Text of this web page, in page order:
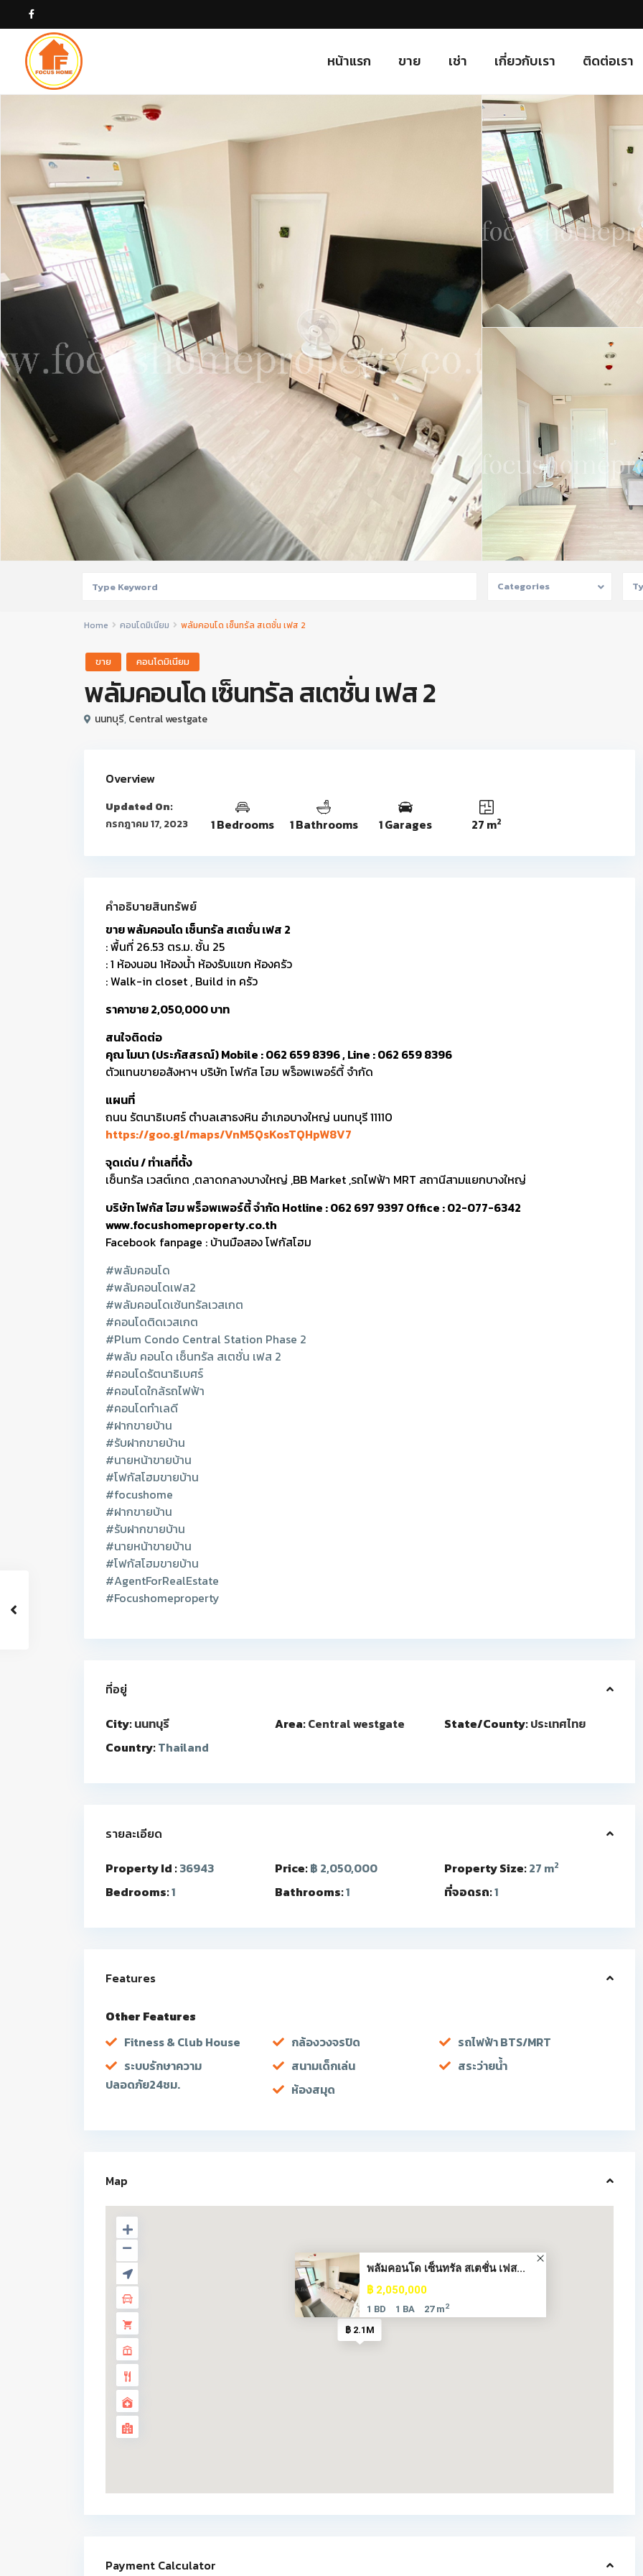
หน้าแรก ขาย เช่า เกี่ยวกับเรา ติดต่อเรา
Categories
Home คอนโดมิเนียม พลัมคอนโด เซ็นทรัล สเตชั่น เฟส 2
ขาย คอนโดมิเนียม
พลัมคอนโด เซ็นทรัล สเตชั่น เฟส 2
นนทบุรี,Central westgate
Overview
Updated On:
กรกฎาคม 17, 2023
1 Bedrooms 1 Bathrooms 1 Garages 27 m2
คำอธิบายสินทรัพย์
ขาย พลัมคอนโด เซ็นทรัล สเตชั่น เฟส 2
: พื้นที่ 26.53 ตร.ม. ชั้น 25
: 1 ห้องนอน 1ห้องน้ำ ห้องรับแขก ห้องครัว
: Walk-in closet , Build in ครัว
ราคาขาย 2,050,000 บาท
สนใจติดต่อ
คุณ โมนา (ประภัสสรณ์) Mobile : 062 659 8396 , Line : 062 659 8396
ตัวแทนขายอสังหาฯ บริษัท โฟกัส โฮม พร็อพเพอร์ตี้ จำกัด
แผนที่
ถนน รัตนาธิเบศร์ ตำบลเสาธงหิน อำเภอบางใหญ่ นนทบุรี 11110
https://goo.gl/maps/VnM5QsKosTQHpW8V7
จุดเด่น / ทำเลที่ตั้ง
เซ็นทรัล เวสต์เกต ,ตลาดกลางบางใหญ่ ,BB Market ,รถไฟฟ้า MRT สถานีสามแยกบางใหญ่
บริษัท โฟกัส โฮม พร็อพเพอร์ตี้ จำกัด Hotline : 062 697 9397 Office : 02-077-6342
www.focushomeproperty.co.th
Facebook fanpage : บ้านมือสอง โฟกัสโฮม
#พลัมคอนโด
#พลัมคอนโดเฟส2
#พลัมคอนโดเซ้นทรัลเวสเกต
#คอนโดติดเวสเกต
#Plum Condo Central Station Phase 2
#พลัม คอนโด เซ็นทรัล สเตชั่น เฟส 2
#คอนโดรัตนาธิเบศร์
#คอนโดใกล้รถไฟฟ้า
#คอนโดทำเลดี
#ฝากขายบ้าน
#รับฝากขายบ้าน
#นายหน้าขายบ้าน
#โฟกัสโฮมขายบ้าน
#focushome
#ฝากขายบ้าน
#รับฝากขายบ้าน
#นายหน้าขายบ้าน
#โฟกัสโฮมขายบ้าน
#AgentForRealEstate
#Focushomeproperty
ที่อยู่
City:นนทบุรี Area:Central westgate State/County:ประเทศไทย
Country:Thailand
รายละเอียด
Property Id :36943 Price:฿ 2,050,000 Property Size:27 m2
Bedrooms:1 Bathrooms:1 ที่จอดรถ:1
Features
Other Features
Fitness & Club House
กล้องวงจรปิด
รถไฟฟ้า BTS/MRT
ระบบรักษาความ
ปลอดภัย24ชม.
สนามเด็กเล่น
สระว่ายน้ำ
ห้องสมุด
Map
฿ 2.1M
พลัมคอนโด เซ็นทรัล สเตชั่น เฟส...
฿ 2,050,000
1 BD 1 BA 27 m2
Payment Calculator